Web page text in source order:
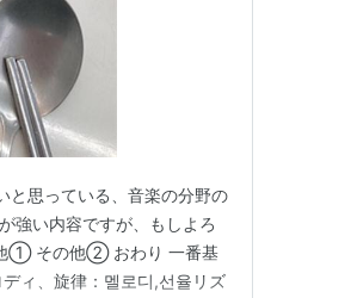
と思っている、音楽の分野の
強い内容ですが、もしよろ
他① その他② おわり 一番基
ィ、旋律：멜로디,선율リズ